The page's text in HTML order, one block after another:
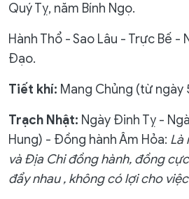
Quý Tỵ, năm Bính Ngọ.
Hành Thổ - Sao Lâu - Trực Bế -
Đạo.
Tiết khí: Mang Chủng (từ ngày
Trạch Nhật: Ngày Đinh Tỵ -
Hung) - Đồng hành Âm Hỏa: Là
và Địa Chi đồng hành, đồng
đẩy nhau , không có lợi cho